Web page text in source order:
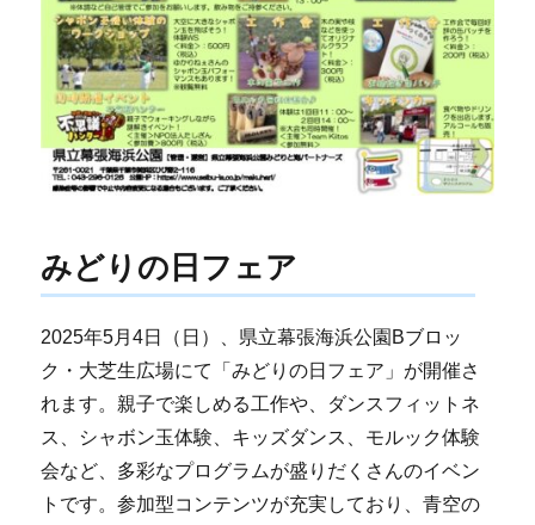
みどりの日フェア
2025年5月4日（日）、県立幕張海浜公園Bブロッ
ク・大芝生広場にて「みどりの日フェア」が開催さ
れます。親子で楽しめる工作や、ダンスフィットネ
ス、シャボン玉体験、キッズダンス、モルック体験
会など、多彩なプログラムが盛りだくさんのイベン
トです。参加型コンテンツが充実しており、青空の